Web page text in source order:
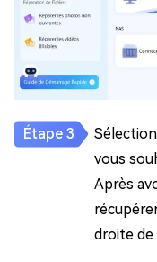
vous
Après
droite de